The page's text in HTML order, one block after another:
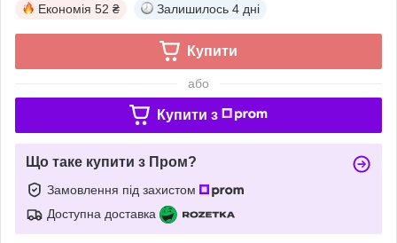
Економія 52 ₴ Залишилось 4 дні
Купити
або
Купити з
Що таке купити з Пром?
Замовлення під захистом
Доступна доставка